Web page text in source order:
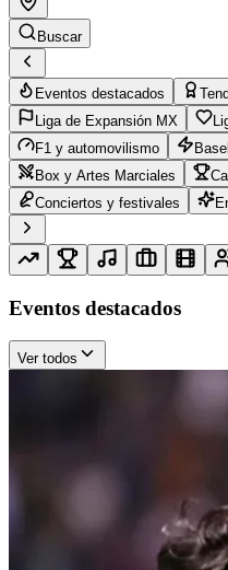
Buscar
Eventos destacados
Liga de Expansión MX
F1 y automovilismo
Box y Artes Marciales
Conciertos y festivales
Eventos destacados
Ver todos